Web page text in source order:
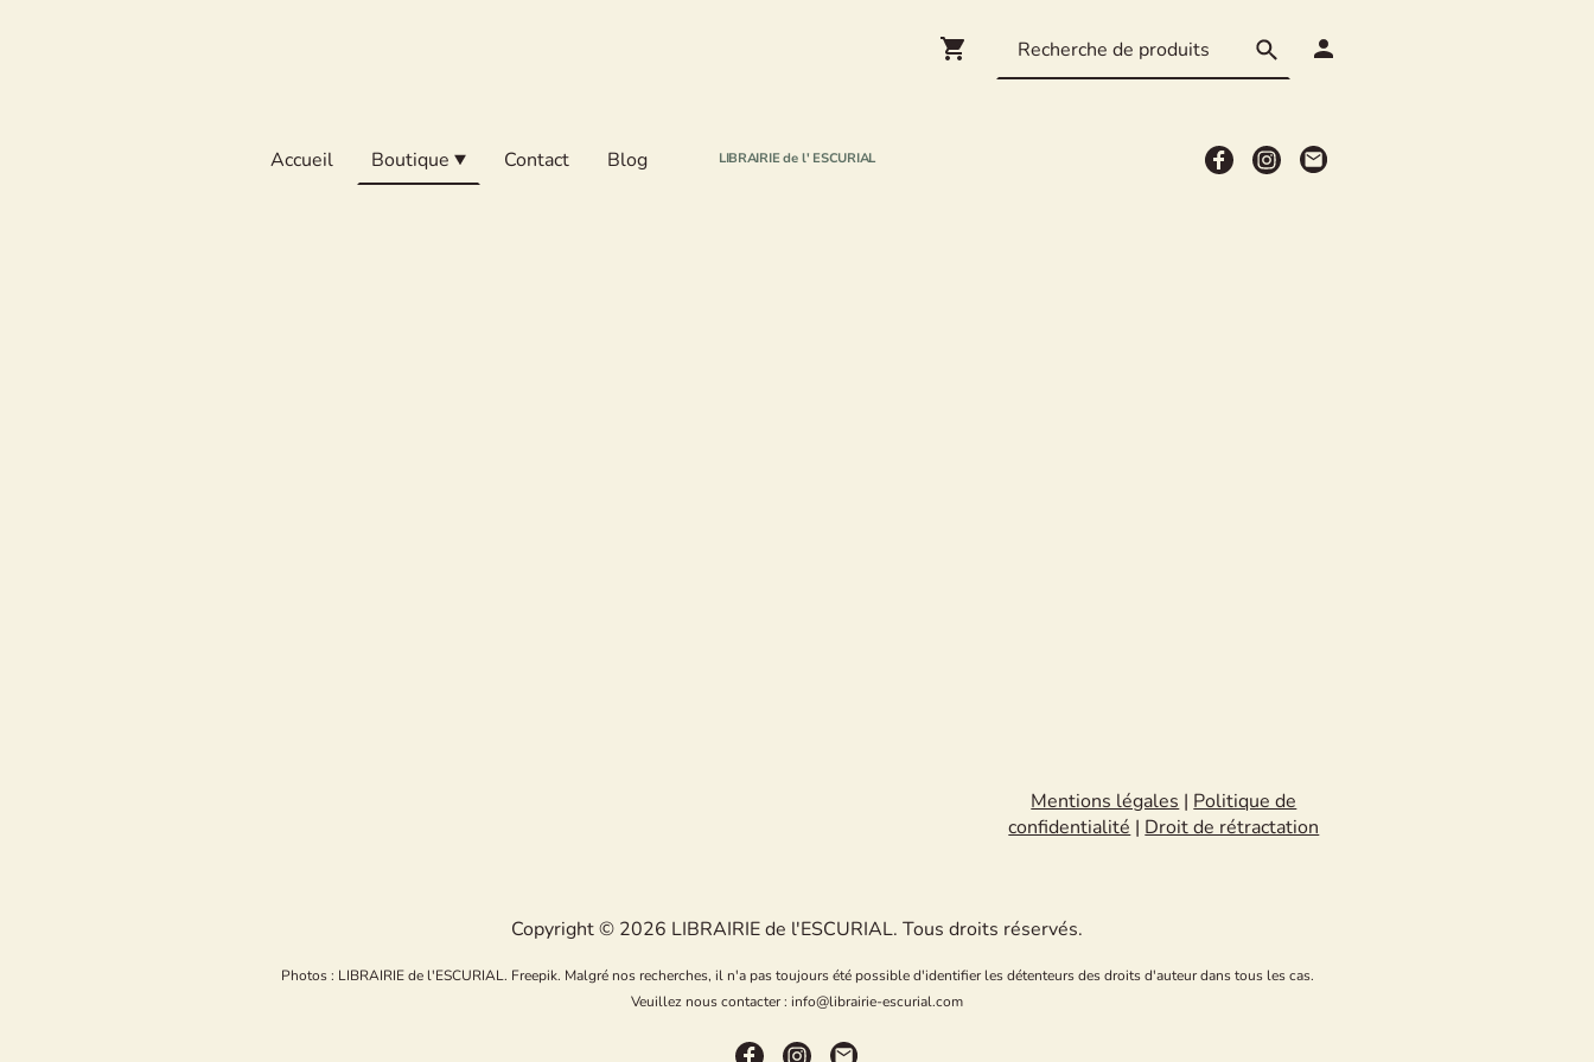
Accueil Boutique Contact Blog LIBRAIRIE de l' ESCURIAL
Mentions légales|Politique de
confidentialité|Droit de rétractation
Copyright © 2026 LIBRAIRIE de l'ESCURIAL. Tous droits réservés.
Photos : LIBRAIRIE de l'ESCURIAL. Freepik. Malgré nos recherches, il n'a pas toujours été possible d'identifier les détenteurs des droits d'auteur dans tous les cas.
Veuillez nous contacter : info@librairie-escurial.com